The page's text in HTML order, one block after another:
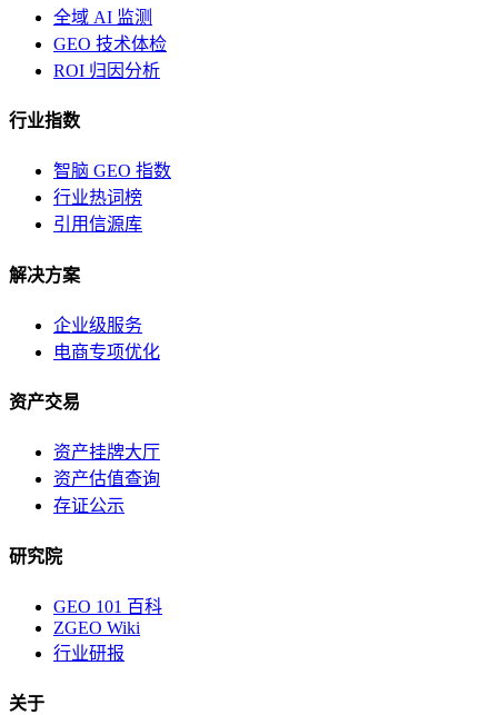
全域 AI 监测
GEO 技术体检
ROI 归因分析
行业指数
智脑 GEO 指数
行业热词榜
引用信源库
解决方案
企业级服务
电商专项优化
资产交易
资产挂牌大厅
资产估值查询
存证公示
研究院
GEO 101 百科
ZGEO Wiki
行业研报
关于